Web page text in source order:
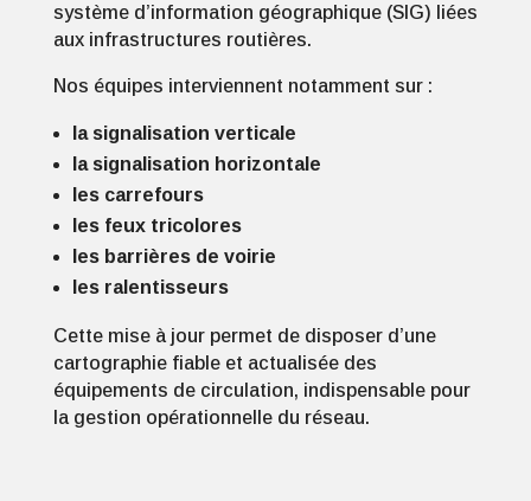
système d’information géographique (SIG) liées
aux infrastructures routières.
Nos équipes interviennent notamment sur :
la signalisation verticale
la signalisation horizontale
les carrefours
les feux tricolores
les barrières de voirie
les ralentisseurs
Cette mise à jour permet de disposer d’une
cartographie fiable et actualisée des
équipements de circulation, indispensable pour
la gestion opérationnelle du réseau.